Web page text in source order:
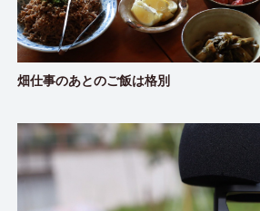
畑仕事のあとのご飯は格別